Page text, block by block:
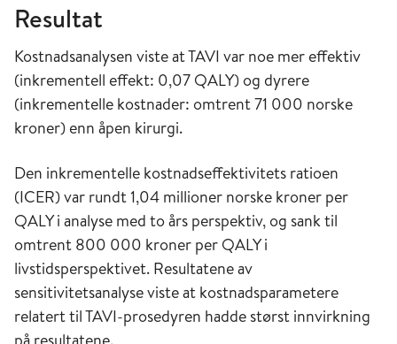
Resultat
Kostnadsanalysen viste at TAVI var noe mer effektiv
(inkrementell effekt: 0,07 QALY) og dyrere
(inkrementelle kostnader: omtrent 71 000 norske
kroner) enn åpen kirurgi.
Den inkrementelle kostnadseffektivitets ratioen
(ICER) var rundt 1,04 millioner norske kroner per
QALY i analyse med to års perspektiv, og sank til
omtrent 800 000 kroner per QALY i
livstidsperspektivet. Resultatene av
sensitivitetsanalyse viste at kostnadsparametere
relatert til TAVI-prosedyren hadde størst innvirkning